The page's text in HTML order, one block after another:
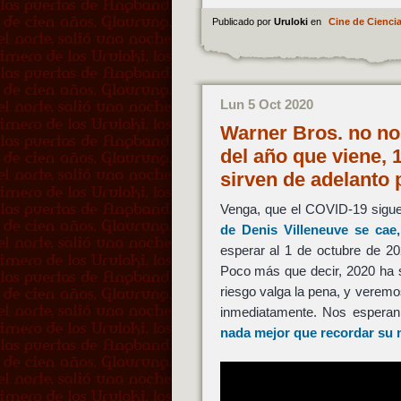
Publicado por Uruloki en Cine de
Lun 5 Oct 2020
Warner Bros. no
del año que viene,
sirven de adelanto
Venga, que el COVID-19
de Denis Villeneuvese
esperar al 1 de octubre de
Poco más que decir, 2020
riesgo valga la pena, y
inmediatamente. Nos
nada mejor que recordar su